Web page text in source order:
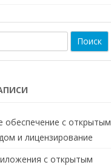
обеспечение с открытым
и лицензирование
с открытым